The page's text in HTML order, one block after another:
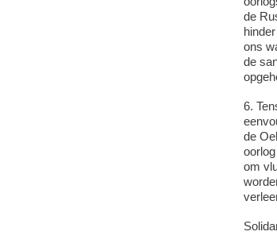
de
ons
de
6.
de
om